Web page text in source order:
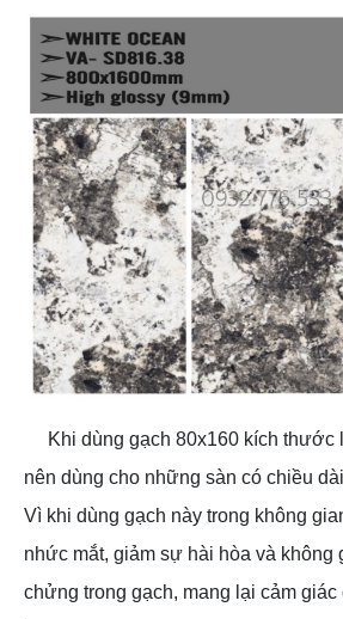
Khi dùng gạch 80x160 kích thước
nên dùng cho những sàn có chiều
Vì khi dùng gạch này trong không
nhức mắt, giảm sự hài hòa và không
chửng trong gạch, mang lại cảm giác